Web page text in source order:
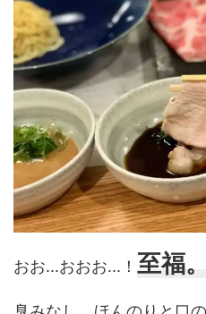
おお...おおお...！ 至福。